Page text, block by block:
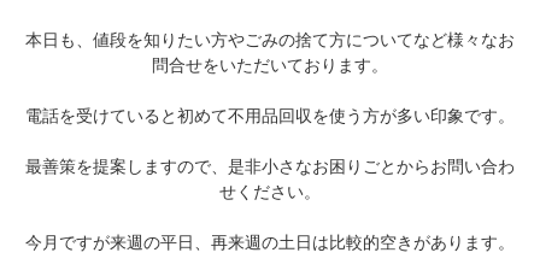
本日も、値段を知りたい方やごみの捨て方についてなど様々なお
問合せをいただいております。
電話を受けていると初めて不用品回収を使う方が多い印象です。
最善策を提案しますので、是非小さなお困りごとからお問い合わ
せください。
今月ですが来週の平日、再来週の土日は比較的空きがあります。